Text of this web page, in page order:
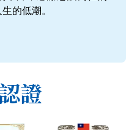
的低潮。
證